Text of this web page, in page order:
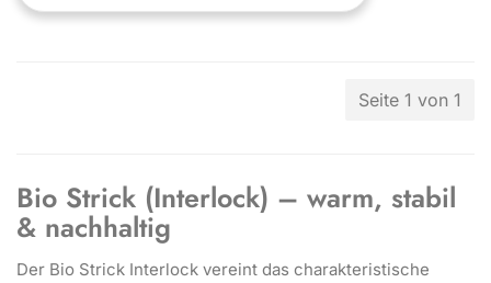
Seite 1 von 1
Bio Strick (Interlock) – warm, stabil
& nachhaltig
Der Bio Strick Interlock vereint das charakteristische